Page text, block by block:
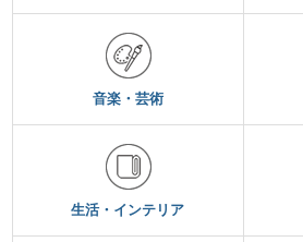
音楽・芸術
生活・インテリア